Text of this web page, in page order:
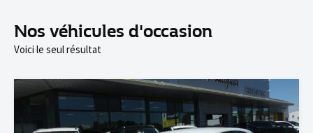
Nos véhicules d'occasion
Voici le seul résultat